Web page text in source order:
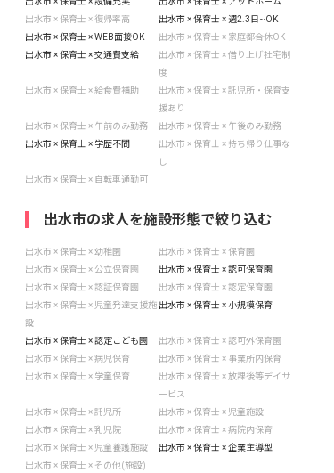
出水市 × 保育士 × 復帰率高
出水市 × 保育士 × 週2.3日~OK
出水市 × 保育士 × WEB面接OK
出水市 × 保育士 × 家庭都合休OK
出水市 × 保育士 × 交通費支給
出水市 × 保育士 × 借り上げ社宅制
度
出水市 × 保育士 × 給食費補助
出水市 × 保育士 × 託児所・保育支
援あり
出水市 × 保育士 × 午前のみ勤務
出水市 × 保育士 × 午後のみ勤務
出水市 × 保育士 × 学歴不問
出水市 × 保育士 × 持ち帰り仕事な
し
出水市 × 保育士 × 自転車通勤可
出水市の求人を施設形態で絞り込む
出水市 × 保育士 × 幼稚園
出水市 × 保育士 × 保育園
出水市 × 保育士 × 公立保育園
出水市 × 保育士 × 認可保育園
出水市 × 保育士 × 認証保育園
出水市 × 保育士 × 認定保育園
出水市 × 保育士 × 児童発達支援施
設
出水市 × 保育士 × 小規模保育
出水市 × 保育士 × 認定こども園
出水市 × 保育士 × 認可外保育園
出水市 × 保育士 × 病児保育
出水市 × 保育士 × 事業所内保育
出水市 × 保育士 × 学童保育
出水市 × 保育士 × 放課後等デイサ
ービス
出水市 × 保育士 × 託児所
出水市 × 保育士 × 児童施設
出水市 × 保育士 × 乳児院
出水市 × 保育士 × 病院内保育
出水市 × 保育士 × 児童養護施設
出水市 × 保育士 × 企業主導型
出水市 × 保育士 × その他(施設)